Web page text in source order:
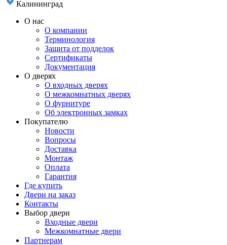
Калининград
О нас
О компании
Терминология
Защита от подделок
Сертификаты
Документация
О дверях
О входных дверях
О межкомнатных дверях
О фурнитуре
Об электронных замках
Покупателю
Новости
Вопросы
Доставка
Монтаж
Оплата
Гарантия
Где купить
Двери на заказ
Контакты
Выбор двери
Входные двери
Межкомнатные двери
Партнерам